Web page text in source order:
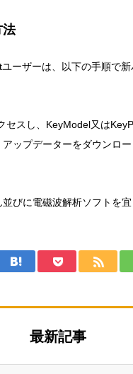
法
ーザーは、以下の手順で新
セスし、KeyModel又は
ップデーターをダウンロー
びに電磁波解析ソフトを
最新記事